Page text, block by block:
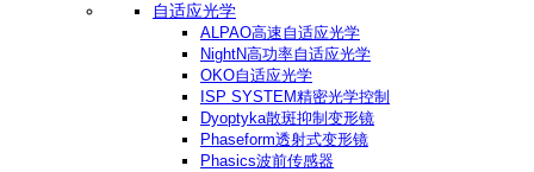
自适应光学
ALPAO高速自适应光学
NightN高功率自适应光学
OKO自适应光学
ISP SYSTEM精密光学控制
Dyoptyka散斑抑制变形镜
Phaseform透射式变形镜
Phasics波前传感器